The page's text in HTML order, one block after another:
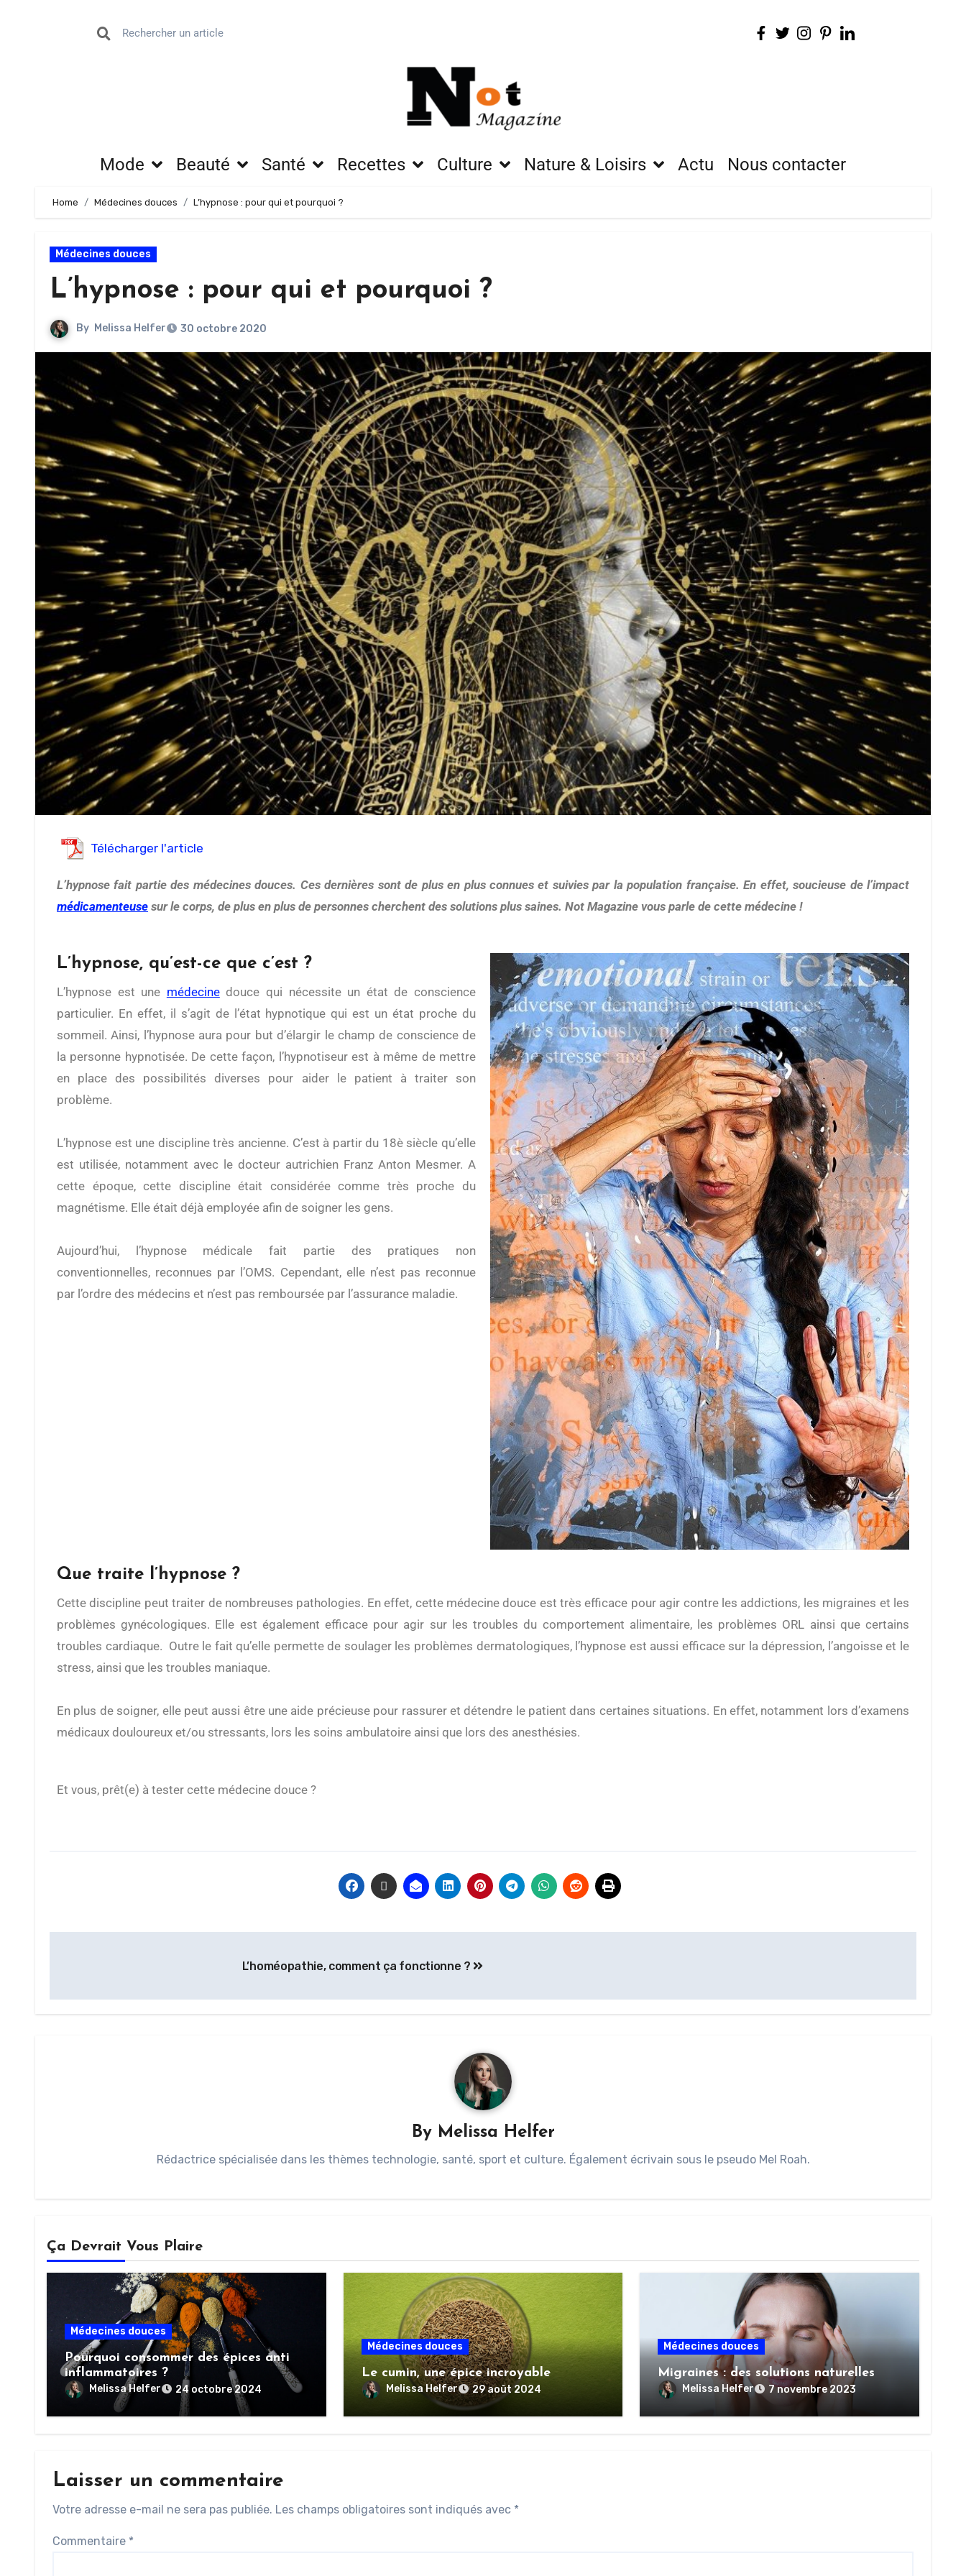
Mode Beauté Santé Recettes Culture Nature & Loisirs Actu Nous contacter
Home Médecines douces L’hypnose : pour qui et pourquoi ?
Médecines douces
L’hypnose : pour qui et pourquoi ?
By Melissa Helfer 30 octobre 2020
Télécharger l'article
L’hypnose fait partie des médecines douces. Ces dernières sont de plus en plus connues et suivies par la population française. En effet, soucieuse de l’impact
médicamenteuse sur le corps, de plus en plus de personnes cherchent des solutions plus saines. Not Magazine vous parle de cette médecine !
L’hypnose, qu’est-ce que c’est ?
L’hypnose est une médecinedouce qui nécessite un état de conscience
particulier. En effet, il s’agit de l’état hypnotique qui est un état proche du
sommeil. Ainsi, l’hypnose aura pour but d’élargir le champ de conscience de
la personne hypnotisée. De cette façon, l’hypnotiseur est à même de mettre
en place des possibilités diverses pour aider le patient à traiter son
problème.
L’hypnose est une discipline très ancienne. C’est à partir du 18è siècle qu’elle
est utilisée, notamment avec le docteur autrichien Franz Anton Mesmer. A
cette époque, cette discipline était considérée comme très proche du
magnétisme. Elle était déjà employée afin de soigner les gens.
Aujourd’hui, l’hypnose médicale fait partie des pratiques non
conventionnelles, reconnues par l’OMS. Cependant, elle n’est pas reconnue
par l’ordre des médecins et n’est pas remboursée par l’assurance maladie.
Que traite l’hypnose ?
Cette discipline peut traiter de nombreuses pathologies. En effet, cette médecine douce est très efficace pour agir contre les addictions, les migraines et les
problèmes gynécologiques. Elle est également efficace pour agir sur les troubles du comportement alimentaire, les problèmes ORL ainsi que certains
troubles cardiaque. Outre le fait qu’elle permette de soulager les problèmes dermatologiques, l’hypnose est aussi efficace sur la dépression, l’angoisse et le
stress, ainsi que les troubles maniaque.
En plus de soigner, elle peut aussi être une aide précieuse pour rassurer et détendre le patient dans certaines situations. En effet, notamment lors d’examens
médicaux douloureux et/ou stressants, lors les soins ambulatoire ainsi que lors des anesthésies.
Et vous, prêt(e) à tester cette médecine douce ?
L’homéopathie, comment ça fonctionne ?
By Melissa Helfer
Rédactrice spécialisée dans les thèmes technologie, santé, sport et culture. Également écrivain sous le pseudo Mel Roah.
Ça Devrait Vous Plaire
Médecines douces
Pourquoi consommer des épices anti
inflammatoires ?
Melissa Helfer 24 octobre 2024
Médecines douces
Le cumin, une épice incroyable
Melissa Helfer 29 août 2024
Médecines douces
Migraines : des solutions naturelles
Melissa Helfer 7 novembre 2023
Laisser un commentaire
Votre adresse e-mail ne sera pas publiée. Les champs obligatoires sont indiqués avec *
Commentaire *